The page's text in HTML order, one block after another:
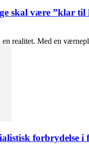
skal være ”klar til
realitet. Med en
forbrydelse i